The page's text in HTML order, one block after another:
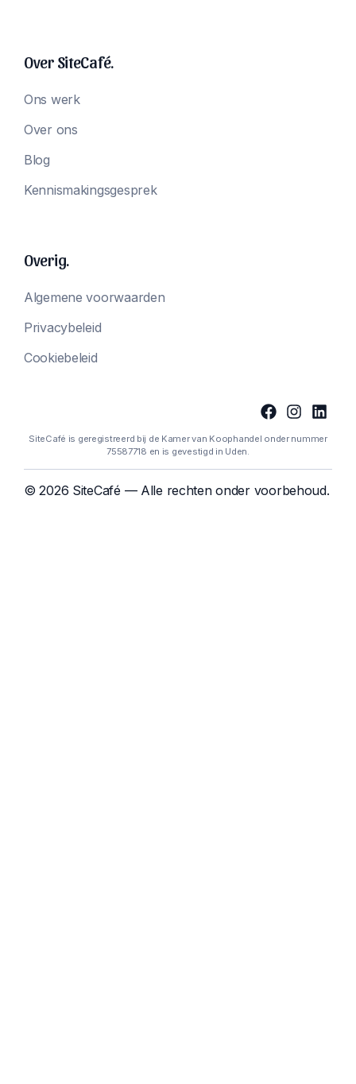
Over SiteCafé.
Ons werk
Over ons
Blog
Kennismakingsgesprek
Overig.
Algemene voorwaarden
Privacybeleid
Cookiebeleid
SiteCafé is geregistreerd bij de Kamer van Koophandel onder nummer
75587718 en is gevestigd in Uden.
© 2026 SiteCafé — Alle rechten onder voorbehoud.